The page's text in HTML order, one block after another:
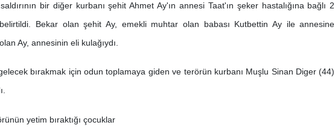
bir diğer kurbanı şehit Ahmet Ay'ın annesi Taat'ın şeker hastalığına bağlı 2
Bekar olan şehit Ay, emekli muhtar olan babası Kutbettin Ay ile annesine
Ay, annesinin eli kulağıydı.
bırakmak için odun toplamaya giden ve terörün kurbanı Muşlu Sinan Diger (44)